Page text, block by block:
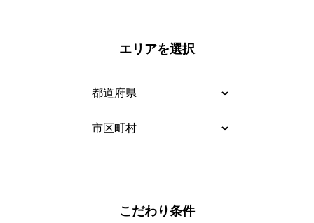
エリアを選択
こだわり条件